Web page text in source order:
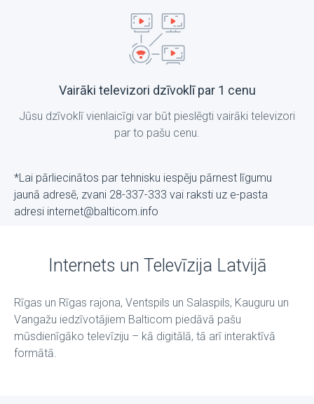
Vairāki televizori dzīvoklī par 1 cenu
Jūsu dzīvoklī vienlaicīgi var būt pieslēgti vairāki televizori
par to pašu cenu.
*Lai pārliecinātos par tehnisku iespēju pārnest līgumu
jaunā adresē, zvani 28-337-333 vai raksti uz е-pasta
adresi internet@balticom.info
Internets un Televīzija Latvijā
Rīgas un Rīgas rajona, Ventspils un Salaspils, Kauguru un
Vangažu iedzīvotājiem Balticom piedāvā pašu
mūsdienīgāko televīziju – kā digitālā, tā arī interaktīvā
formātā.